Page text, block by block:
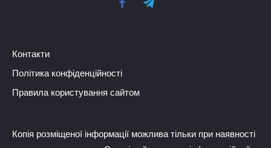
Контакти
Політика конфіденційності
Правила користування сайтом
Копія розміщеної інформації можлива тільки при наявності